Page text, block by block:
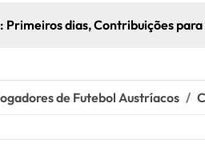
Primeiros dias, Contribuições
de Futebol Austríacos